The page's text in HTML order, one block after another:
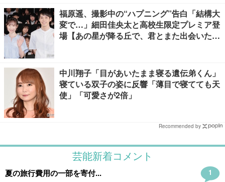
福原遥、撮影中の“ハプニング”告白「結構大
変で…」細田佳央太と高校生限定プレミア登
場【あの星が降る丘で、君とまた出会いた
中川翔子「目があいたまま寝る遺伝弟くん」
寝ている双子の姿に反響「薄目で寝てても天
使」「可愛さが2倍」
Recommended by